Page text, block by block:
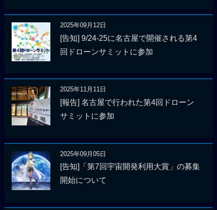
2025年09月12日
[告知] 9/24-25に名古屋で開催される第4
回ドローンサミットに参加
2025年11月11日
[報告] 名古屋で行われた第4回ドローン
サミットに参加
2025年09月05日
[告知]「第7回宇宙開発利用大賞」の募集
開始について